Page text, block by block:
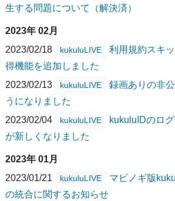
生する問題について（解決済）
2023年 02月
2023/02/18
kukuluLIVE
利用規約スキ
得機能を追加しました
2023/02/13
kukuluLIVE
録画ありの非
うになりました
2023/02/04
kukuluLIVE
kukuluIDのロ
が新しくなりました
2023年 01月
2023/01/21
kukuluLIVE
マビノギ版
の統合に関するお知らせ